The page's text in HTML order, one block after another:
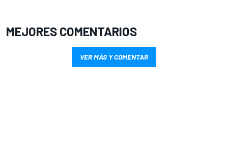
MEJORES COMENTARIOS
VER MÁS Y COMENTAR